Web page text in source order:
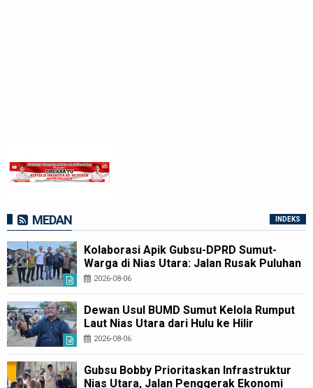
MEDAN INDEKS
Kolaborasi Apik Gubsu-DPRD Sumut-
Warga di Nias Utara: Jalan Rusak Puluhan
Tahun Akhirnya Diperbaiki
2026-08-06
Dewan Usul BUMD Sumut Kelola Rumput
Laut Nias Utara dari Hulu ke Hilir
2026-08-06
Gubsu Bobby Prioritaskan Infrastruktur
Nias Utara, Jalan Penggerak Ekonomi